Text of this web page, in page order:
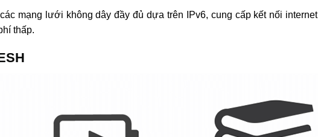
mạng lưới không dây đầy đủ dựa trên IPv6, cung cấp kết nối
thấp.